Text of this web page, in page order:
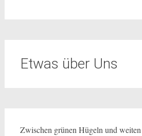
Etwas über Uns
Zwischen grünen Hügeln und